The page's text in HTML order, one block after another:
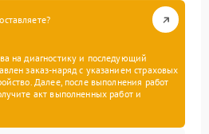
на диагностику и последующий
заказ-наряд с указанием страховых
Далее, после выполнения работ
акт выполненных работ и